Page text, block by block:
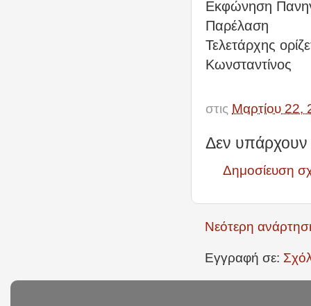
Εκφώνηση
Παρέλαση
Τελετάρχης
Κωνσταντίνος
στις Μαρτίου 22,
Δεν υπάρχουν
Δημοσίευση
Νεότερη
Εγγραφή σε: